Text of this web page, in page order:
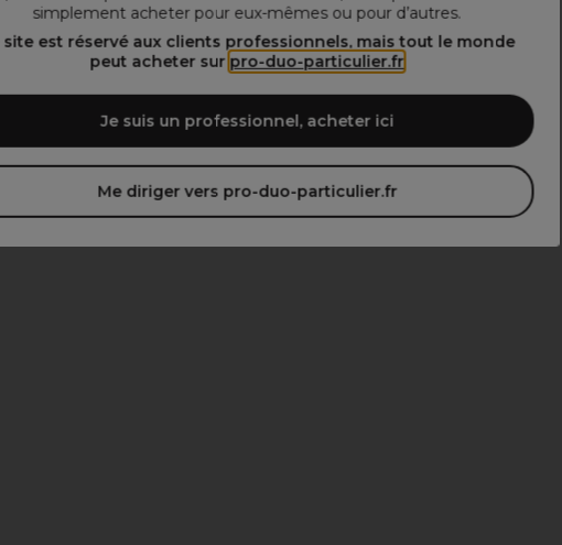
simplement acheter pour eux-mêmes ou pour d’autres.
site est réservé aux clients professionnels, mais tout le monde
peut acheter sur pro-duo-particulier.fr
Je suis un professionnel, acheter ici
Me diriger vers pro-duo-particulier.fr